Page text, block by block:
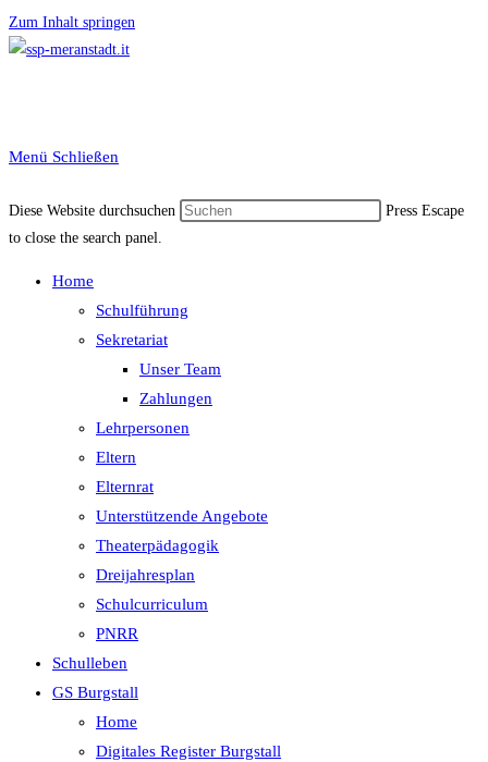
Zum Inhalt springen
Menü Schließen
Diese Website durchsuchen
Press Escape
to close the search panel.
Home
Schulführung
Sekretariat
Unser Team
Zahlungen
Lehrpersonen
Eltern
Elternrat
Unterstützende Angebote
Theaterpädagogik
Dreijahresplan
Schulcurriculum
PNRR
Schulleben
GS Burgstall
Home
Digitales Register Burgstall